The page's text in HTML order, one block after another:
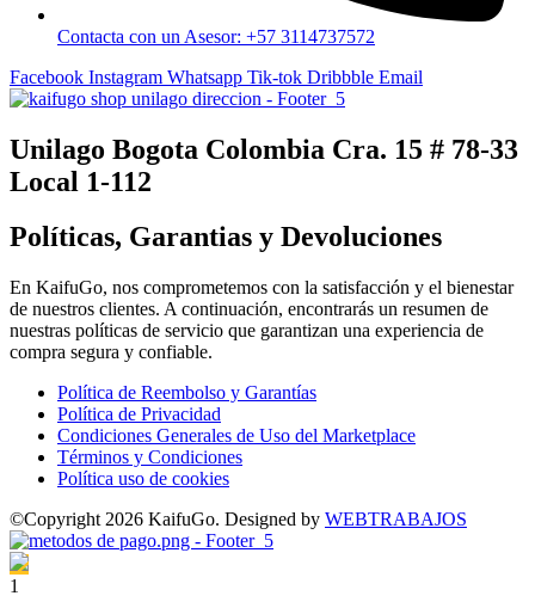
Contacta con un Asesor: +57 3114737572
Facebook Instagram Whatsapp Tik-tok Dribbble Email
Unilago Bogota Colombia Cra. 15 # 78-33
Local 1-112
Políticas, Garantias y Devoluciones
En KaifuGo, nos comprometemos con la satisfacción y el bienestar
de nuestros clientes. A continuación, encontrarás un resumen de
nuestras políticas de servicio que garantizan una experiencia de
compra segura y confiable.
Política de Reembolso y Garantías
Política de Privacidad
Condiciones Generales de Uso del Marketplace
Términos y Condiciones
Política uso de cookies
©Copyright 2026 KaifuGo. Designed by WEBTRABAJOS
1